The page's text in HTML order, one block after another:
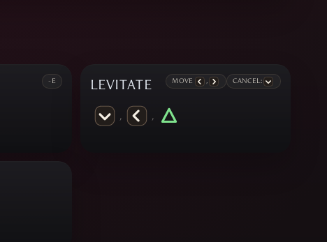
-E LEVITATE MOVE , CANCEL:
, ,